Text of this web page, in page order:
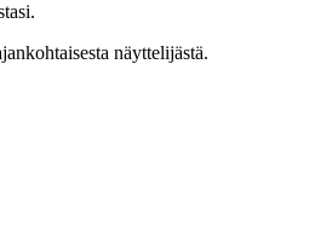
näyttelijästä.